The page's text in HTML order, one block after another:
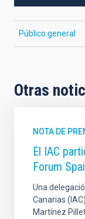
Público general
Otras
NOTA DE
El IAC
Forum
Una
Canarias
Martínez